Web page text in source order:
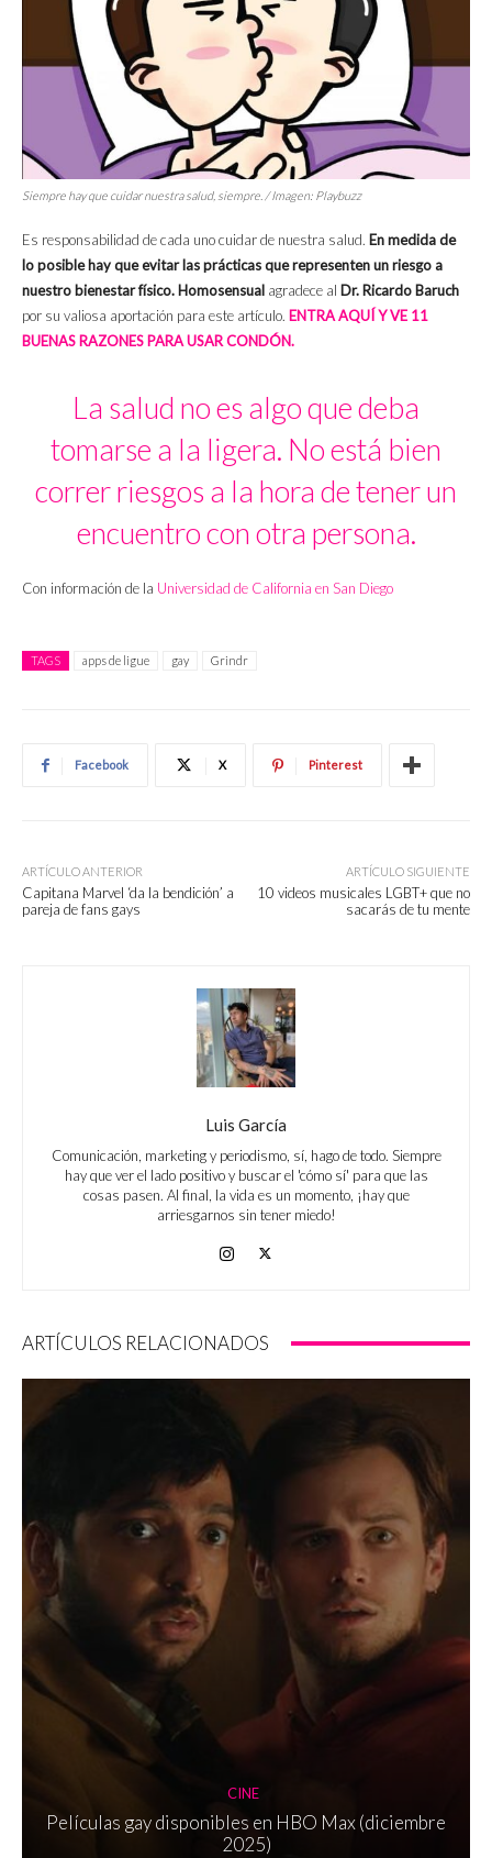
Siempre hay que cuidar nuestra salud, siempre. / Imagen: Playbuzz
Es responsabilidad de cada uno cuidar de nuestra salud. En medida de
lo posible hay que evitar las prácticas que representen un riesgo a
nuestro bienestar físico. Homosensual agradece al Dr. Ricardo Baruch
por su valiosa aportación para este artículo. ENTRA AQUÍ Y VE 11
BUENAS RAZONES PARA USAR CONDÓN.
La salud no es algo que deba
tomarse a la ligera. No está bien
correr riesgos a la hora de tener un
encuentro con otra persona.
Con información de la Universidad de California en San Diego
TAGS apps de ligue gay Grindr
Facebook X Pinterest
ARTÍCULO ANTERIOR
Capitana Marvel ‘da la bendición’ a
pareja de fans gays
ARTÍCULO SIGUIENTE
10 videos musicales LGBT+ que no
sacarás de tu mente
Luis García
Comunicación, marketing y periodismo, sí, hago de todo. Siempre
hay que ver el lado positivo y buscar el 'cómo sí' para que las
cosas pasen. Al final, la vida es un momento, ¡hay que
arriesgarnos sin tener miedo!
ARTÍCULOS RELACIONADOS
CINE
Películas gay disponibles en HBO Max (diciembre
2025)